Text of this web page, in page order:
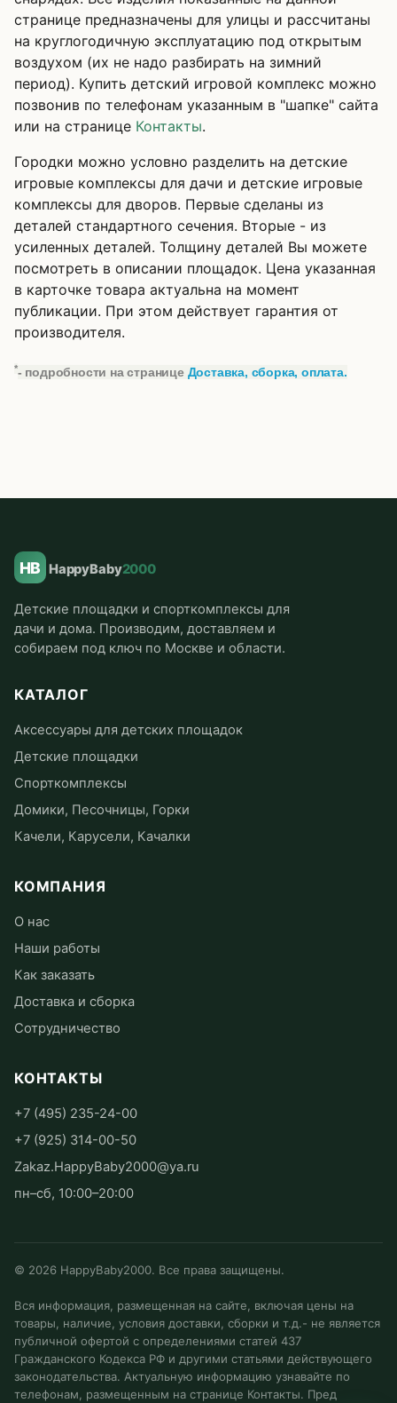
странице предназначены для улицы и рассчитаны
на круглогодичную эксплуатацию под открытым
воздухом (их не надо разбирать на зимний
период). Купить детский игровой комплекс можно
позвонив по телефонам указанным в "шапке" сайта
или на странице Контакты.
Городки можно условно разделить на детские
игровые комплексы для дачи и детские игровые
комплексы для дворов. Первые сделаны из
деталей стандартного сечения. Вторые - из
усиленных деталей. Толщину деталей Вы можете
посмотреть в описании площадок. Цена указанная
в карточке товара актуальна на момент
публикации. При этом действует гарантия от
производителя.
*- подробности на странице Доставка, сборка, оплата.
HB HappyBaby2000
Детские площадки и спорткомплексы для
дачи и дома. Производим, доставляем и
собираем под ключ по Москве и области.
КАТАЛОГ
Аксессуары для детских площадок
Детские площадки
Спорткомплексы
Домики, Песочницы, Горки
Качели, Карусели, Качалки
КОМПАНИЯ
О нас
Наши работы
Как заказать
Доставка и сборка
Сотрудничество
КОНТАКТЫ
+7 (495) 235-24-00
+7 (925) 314-00-50
Zakaz.HappyBaby2000@ya.ru
пн–сб, 10:00–20:00
© 2026 HappyBaby2000. Все права защищены.
Вся информация, размещенная на сайте, включая цены на
товары, наличие, условия доставки, сборки и т.д.- не является
публичной офертой с определениями статей 437
Гражданского Кодекса РФ и другими статьями действующего
законодательства. Актуальную информацию узнавайте по
телефонам, размещенным на странице Контакты. Пред